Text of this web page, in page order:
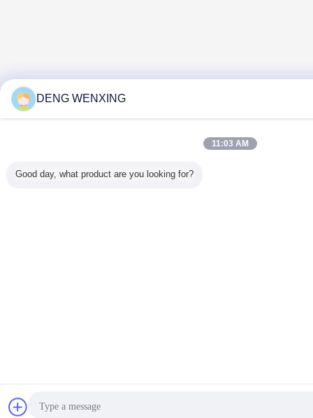
DENG WENXING
11:03 AM
Good day, what product are you looking for?